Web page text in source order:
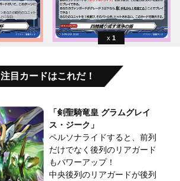
1
注目カードはこれだ！
「剣聖騎竜皇 グラムグレイ
ス・ジーク」
ペルソナライドすると、前列
だけでなく後列のリアガード
もパワーアップ！
中央後列のリアガードが後列